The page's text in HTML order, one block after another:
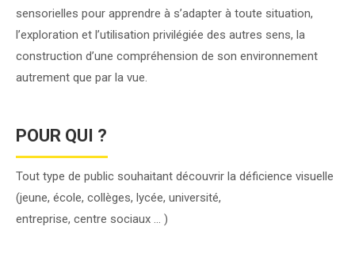
sensorielles pour apprendre à s’adapter à toute situation,
l’exploration et l’utilisation privilégiée des autres sens, la
construction d’une compréhension de son environnement
autrement que par la vue.
POUR QUI ?
Tout type de public souhaitant découvrir la déficience visuelle
(jeune, école, collèges, lycée, université,
entreprise, centre sociaux … )